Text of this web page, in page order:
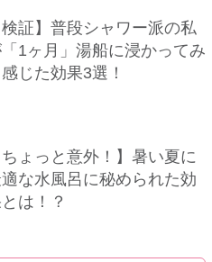
検証】普段シャワー派の私
1ヶ月」湯船に浸かってみ
じた効果3選！
ちょっと意外！】暑い夏に
な水風呂に秘められた効
は！？